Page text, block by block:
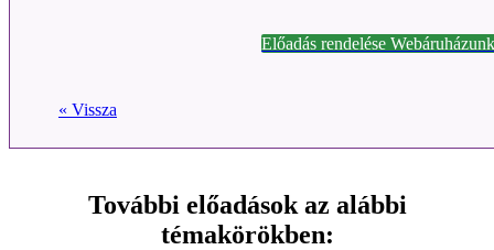
Előadás rendelése
« Vissza
További előadások az alábbi
témakörökben: